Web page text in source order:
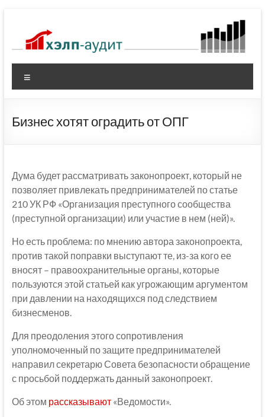
содержимому
Бизнес хотят оградить от ОПГ
Дума будет рассматривать законопроект, который не
позволяет привлекать предпринимателей по статье
210 УК РФ «Организация преступного сообщества
(преступной организации) или участие в нем (ней)».
Но есть проблема: по мнению автора законопроекта,
против такой поправки выступают те, из-за кого ее
вносят – правоохранительные органы, которые
пользуются этой статьей как угрожающим аргументом
при давлении на находящихся под следствием
бизнесменов.
Для преодоления этого сопротивления
уполномоченный по защите предпринимателей
направил секретарю Совета безопасности обращение
с просьбой поддержать данный законопроект.
Об этом рассказывают«Ведомости».